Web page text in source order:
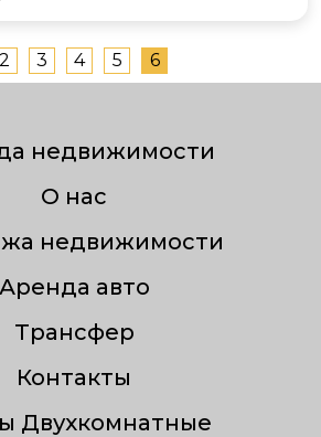
2 3 4 5 6
недвижимости
О нас
недвижимости
Аренда авто
Трансфер
Контакты
Двухкомнатные